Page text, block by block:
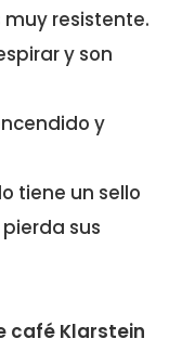
muy resistente.
y son
y
tiene un sello
sus
café Klarstein